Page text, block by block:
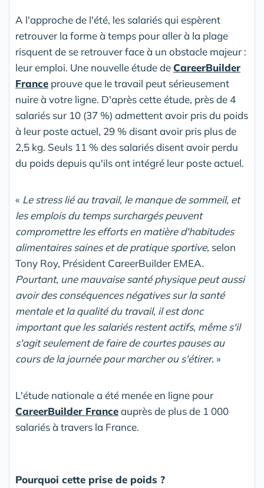
A l'approche de l'été, les salariés qui espèrent
retrouver la forme à temps pour aller à la plage
risquent de se retrouver face à un obstacle majeur :
leur emploi. Une nouvelle étude de CareerBuilder
France prouve que le travail peut sérieusement
nuire à votre ligne. D'après cette étude, près de 4
salariés sur 10 (37 %) admettent avoir pris du poids
à leur poste actuel, 29 % disant avoir pris plus de
2,5 kg. Seuls 11 % des salariés disent avoir perdu
du poids depuis qu'ils ont intégré leur poste actuel.
« Le stress lié au travail, le manque de sommeil, et
les emplois du temps surchargés peuvent
compromettre les efforts en matière d'habitudes
alimentaires saines et de pratique sportive, selon
Tony Roy, Président CareerBuilder EMEA.
Pourtant, une mauvaise santé physique peut aussi
avoir des conséquences négatives sur la santé
mentale et la qualité du travail, il est donc
important que les salariés restent actifs, même s'il
s'agit seulement de faire de courtes pauses au
cours de la journée pour marcher ou s'étirer. »
L'étude nationale a été menée en ligne pour
CareerBuilder Franceauprès de plus de 1 000
salariés à travers la France.
Pourquoi cette prise de poids ?